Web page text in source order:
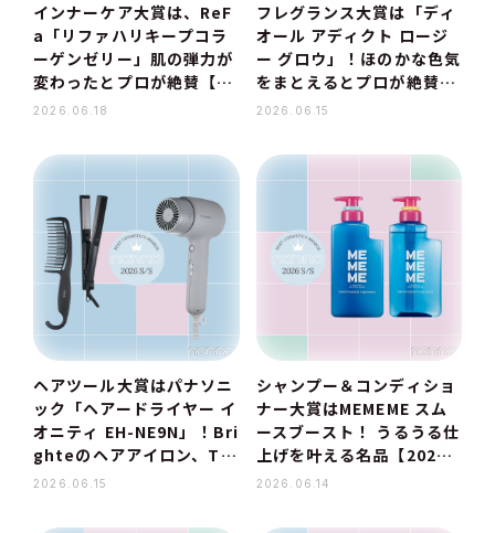
インナーケア大賞は、ReF
a「リファハリキープコラ
ーゲンゼリー」肌の弾力が
変わったとプロが絶賛【20
26上半期ベストコスメ】
2026.06.18
フレグランス大賞は「ディ
オール アディクト ロージ
ー グロウ」！ほのかな色気
をまとえるとプロが絶賛
【2026上半期ベストコス
2026.06.15
ヘアツール大賞はパナソニ
ック「ヘアードライヤー イ
オニティ EH-NE9N」！Bri
ghteのヘアアイロン、TW
OÉのコームも【2026上半
2026.06.15
シャンプー＆コンディショ
ナー大賞はMEMEME スム
ースブースト！ うるうる仕
上げを叶える名品【2026
上半期ベストコスメ】
2026.06.14